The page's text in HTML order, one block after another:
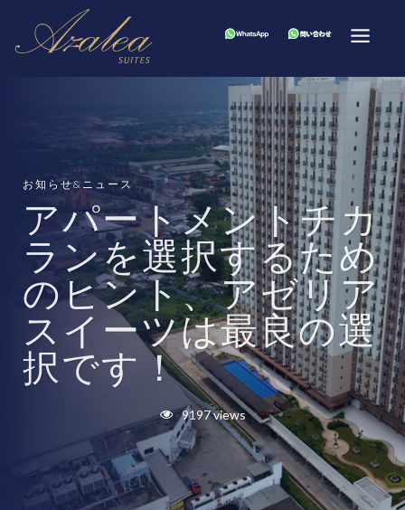
お知らせ&ニュース
アパートメントチカ
ランを選択するため
のヒント、アゼリア
スイーツは最良の選
択です！
9197 views